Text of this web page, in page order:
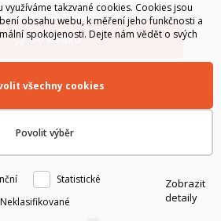
Do košíku
takzvané cookies. Cookies jsou
obsahu webu, k měření jeho funkčnosti a
spokojenosti. Dejte nám vědět o svých
Povolit výběr
všechny cookies
Statistické
Neklasifikované
Zobrazit
detaily